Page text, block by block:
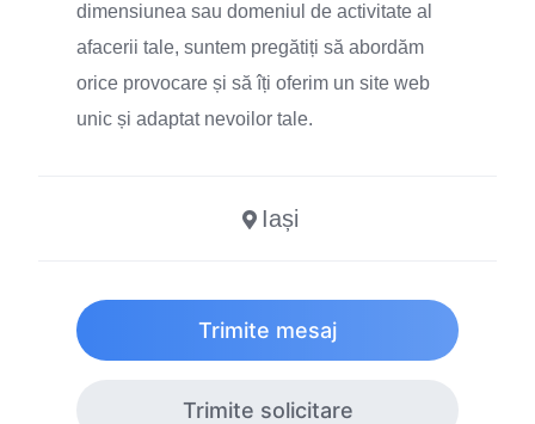
dimensiunea sau domeniul de activitate al
afacerii tale, suntem pregătiți să abordăm
orice provocare și să îți oferim un site web
unic și adaptat nevoilor tale.
Iași
Trimite mesaj
Trimite solicitare